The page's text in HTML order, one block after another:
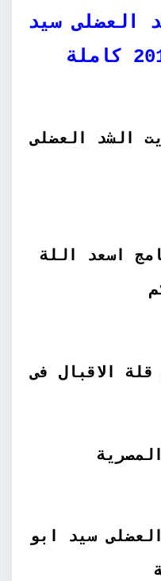
العضلى سيد
الشد العضلى
اسعد اللة
الاقبال فى
سيد ابو